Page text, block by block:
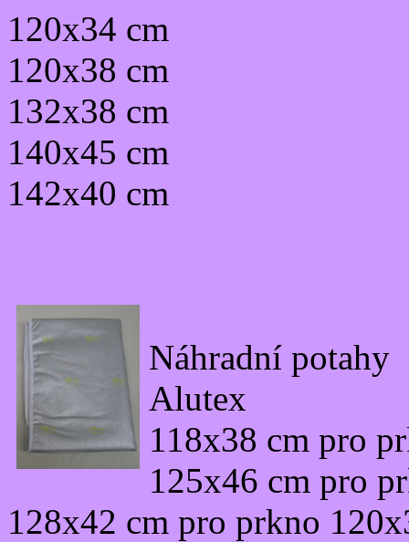
120x34 cm
120x38 cm
132x38 cm
140x45 cm
142x40 cm
Náhradní potahy
Alutex
118x38 cm pro
125x46 cm pro
128x42 cm pro prkno